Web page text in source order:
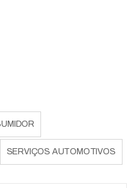
SERVIÇOS AUTOMOTIVOS